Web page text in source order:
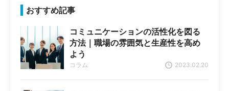
おすすめ記事
コミュニケーションの活性化を図る
方法｜職場の雰囲気と生産性を高め
よう
2023.02.20
コラム